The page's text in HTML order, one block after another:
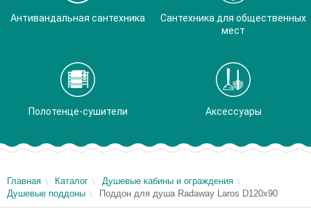
Антивандальная сантехника
Сантехника для общественных
мест
Полотенце-сушители Аксессуары
Главная Каталог
Душевые кабины и ограждения
Душевые поддоны
Поддон для душа Radaway Laros D120x90